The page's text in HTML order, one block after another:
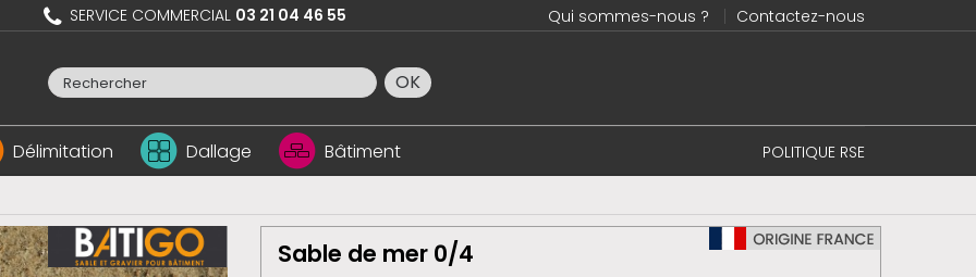
SERVICE COMMERCIAL 03 21 04 46 55 Qui sommes-nous ? Contactez-nous
POLITIQUE RSE
OK
Délimitation Dallage Bâtiment
Sable de mer 0/4